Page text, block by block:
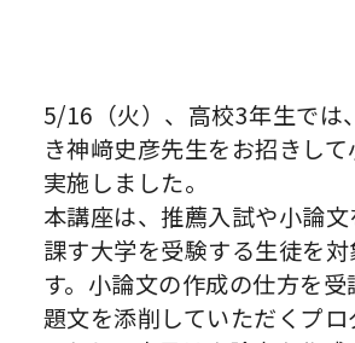
5/16（火）、高校3年生では
き神﨑史彦先生をお招きし
実施しました。
本講座は、推薦入試や小論
課す大学を受験する生徒を
す。小論文の作成の仕方を
題文を添削していただくプロ